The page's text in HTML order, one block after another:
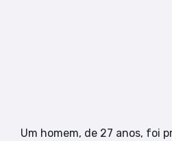
Um homem, de 27 anos, foi